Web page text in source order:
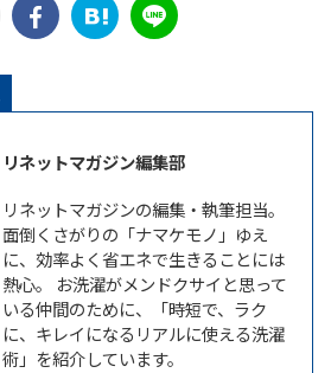
リネットマガジン編集部
リネットマガジンの編集・執筆担当。
面倒くさがりの「ナマケモノ」ゆえ
に、効率よく省エネで生きることには
熱心。 お洗濯がメンドクサイと思って
いる仲間のために、「時短で、ラク
に、キレイになるリアルに使える洗濯
術」を紹介しています。